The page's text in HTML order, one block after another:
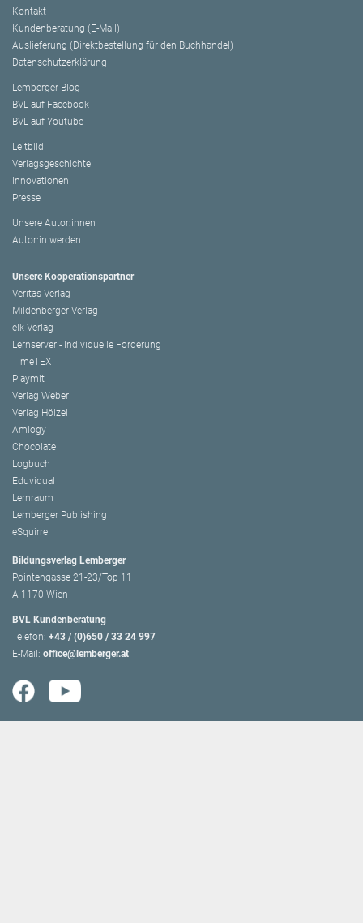
Kontakt
Kundenberatung (E-Mail)
Auslieferung (Direktbestellung für den Buchhandel)
Datenschutzerklärung
Lemberger Blog
BVL auf Facebook
BVL auf Youtube
Leitbild
Verlagsgeschichte
Innovationen
Presse
Unsere Autor:innen
Autor:in werden
Unsere Kooperationspartner
Veritas Verlag
Mildenberger Verlag
elk Verlag
Lernserver - Individuelle Förderung
TimeTEX
Playmit
Verlag Weber
Verlag Hölzel
Amlogy
Chocolate
Logbuch
Eduvidual
Lernraum
Lemberger Publishing
eSquirrel
Bildungsverlag Lemberger
Pointengasse 21-23/Top 11
A-1170 Wien
BVL Kundenberatung
Telefon: +43 / (0)650 / 33 24 997
E-Mail: office@lemberger.at